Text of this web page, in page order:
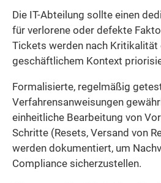
Die IT-Abteilung sollte einen
für verlorene oder defekte
Tickets werden nach Kritikalität
geschäftlichem Kontext
Formalisierte, regelmäßig
Verfahrensanweisungen
einheitliche Bearbeitung von
Schritte (Resets, Versand von
werden dokumentiert, um
Compliance sicherzustellen.